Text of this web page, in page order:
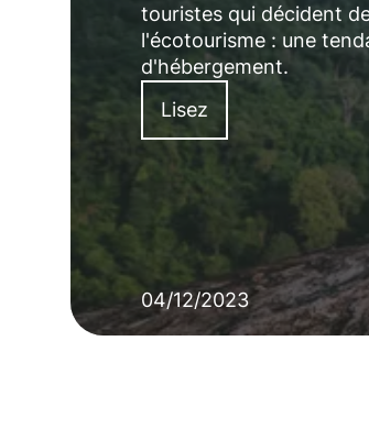
touristes qui décident
l'écotourisme : une
d'hébergement.
Lisez
04/12/2023